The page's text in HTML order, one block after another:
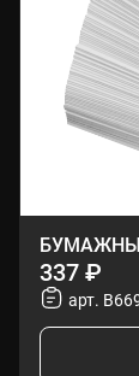
337 ₽
арт.